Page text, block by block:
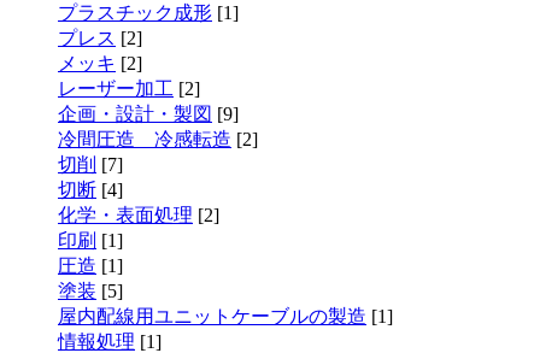
プラスチック成形 [1]
プレス [2]
メッキ [2]
レーザー加工 [2]
企画・設計・製図 [9]
冷間圧造 冷感転造 [2]
切削 [7]
切断 [4]
化学・表面処理 [2]
印刷 [1]
圧造 [1]
塗装 [5]
屋内配線用ユニットケーブルの製造 [1]
情報処理 [1]